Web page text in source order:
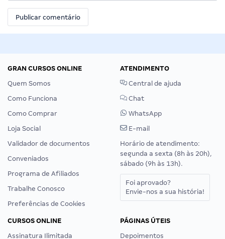
GRAN CURSOS ONLINE
Quem Somos
Como Funciona
Como Comprar
Loja Social
Validador de documentos
Conveniados
Programa de Afiliados
Trabalhe Conosco
Preferências de Cookies
ATENDIMENTO
Central de ajuda
Chat
WhatsApp
E-mail
Horário de atendimento:
segunda a sexta (8h às 20h),
sábado (9h às 13h).
Foi aprovado?
Envie-nos a sua história!
CURSOS ONLINE
Assinatura Ilimitada
PÁGINAS ÚTEIS
Depoimentos